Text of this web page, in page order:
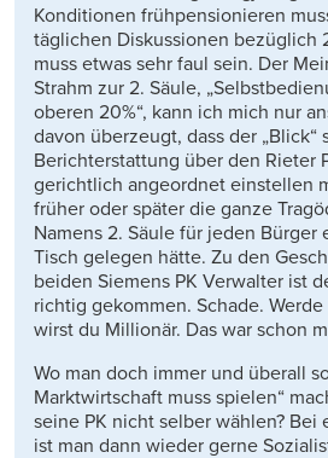
Konditionen frühpensionieren
täglichen Diskussionen bezüglich
muss etwas sehr faul sein. Der
Strahm zur 2. Säule,
oberen 20%“, kann ich mich nur
davon überzeugt, dass der „Blick“
Berichterstattung über den Rieter
gerichtlich angeordnet einstellen
früher oder später die ganze
Namens 2. Säule für jeden Bürger
Tisch gelegen hätte. Zu den
beiden Siemens PK Verwalter ist
richtig gekommen. Schade.
wirst du Millionär. Das war schon
Wo man doch immer und überall
Marktwirtschaft muss spielen“
seine PK nicht selber wählen? Bei
ist man dann wieder gerne